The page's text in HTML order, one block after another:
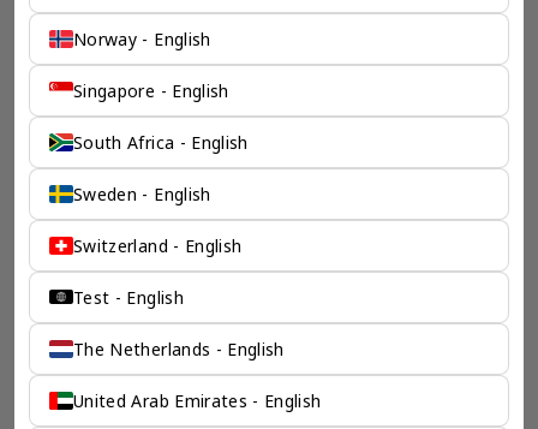
一个全服务咨询公司为您
保驾护航
奕资环球是您值得信赖的海外合作伙伴。我们是香港伦敦奕资
咨询有限公司的零售咨询部门，这是一家总部位于香港的全球
咨询机构，接触世界50个市场，约占全球GDP的72%。
凭借其战略优势，我们可以将客户与全球市场的机遇联系起
来，并为21个行业的客户提供服务。
了解香港伦敦奕资咨询有限公司 >
Norway - English
Singapore - English
South Africa - English
Sweden - English
Switzerland - English
Test - English
The Netherlands - English
United Arab Emirates - English